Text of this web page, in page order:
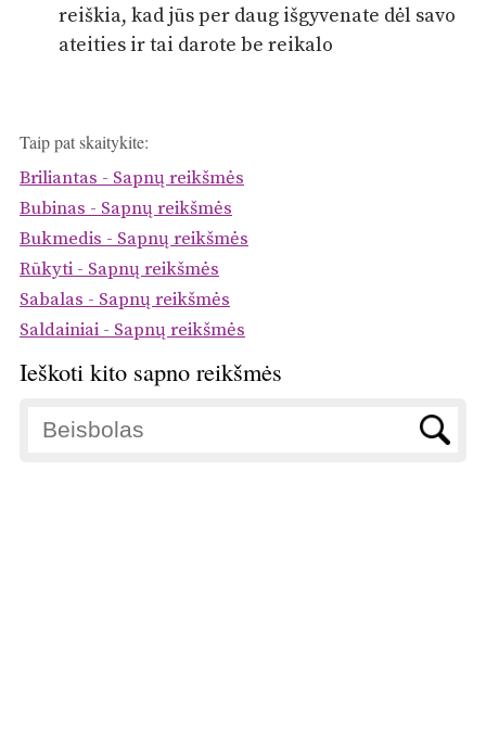
reiškia, kad jūs per daug išgyvenate dėl savo
ateities ir tai darote be reikalo
Taip pat skaitykite:
Briliantas - Sapnų reikšmės
Bubinas - Sapnų reikšmės
Bukmedis - Sapnų reikšmės
Rūkyti - Sapnų reikšmės
Sabalas - Sapnų reikšmės
Saldainiai - Sapnų reikšmės
Ieškoti kito sapno reikšmės